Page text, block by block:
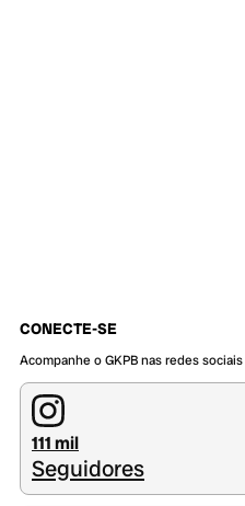
CONECTE-SE
Acompanhe o GKPB nas redes
111 mil
Seguidores